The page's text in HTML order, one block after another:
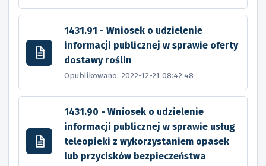
1431.91 - Wniosek o udzielenie
informacji publicznej w sprawie oferty
dostawy roślin
Opublikowano: 2022-12-21 08:42:48
1431.90 - Wniosek o udzielenie
informacji publicznej w sprawie usług
teleopieki z wykorzystaniem opasek
lub przycisków bezpieczeństwa